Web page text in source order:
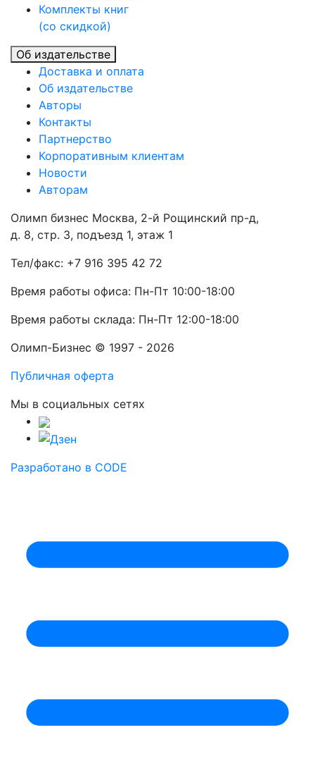
Комплекты книг
(со скидкой)
Об издательстве
Доставка и оплата
Об издательстве
Авторы
Контакты
Партнерство
Корпоративным клиентам
Новости
Авторам
Олимп бизнес Москва, 2-й Рощинский пр-д,
д. 8, стр. 3, подъезд 1, этаж 1
Тел/факс: +7 916 395 42 72
Время работы офиса: Пн-Пт 10:00-18:00
Время работы склада: Пн-Пт 12:00-18:00
Олимп-Бизнес © 1997 - 2026
Публичная оферта
Мы в социальных сетях
Разработано в CODE